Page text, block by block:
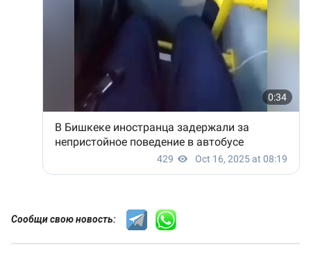
Сообщи свою новость: